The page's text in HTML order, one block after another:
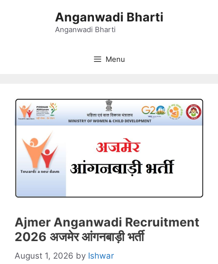
Anganwadi Bharti
Anganwadi Bharti
Menu
Ajmer Anganwadi Recruitment
2026 अजमेर आंगनबाड़ी भर्ती
August 1, 2026 by Ishwar